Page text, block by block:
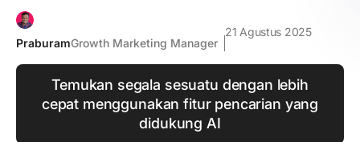
PraburamGrowth Marketing Manager
21 Agustus 2025
Temukan segala sesuatu dengan lebih
cepat menggunakan fitur pencarian yang
didukung AI